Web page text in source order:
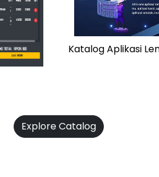
Katalog Aplikasi
Explore Catalog